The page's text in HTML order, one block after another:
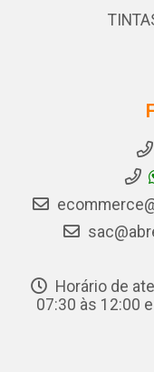
Horário de
07:30 às 12:00